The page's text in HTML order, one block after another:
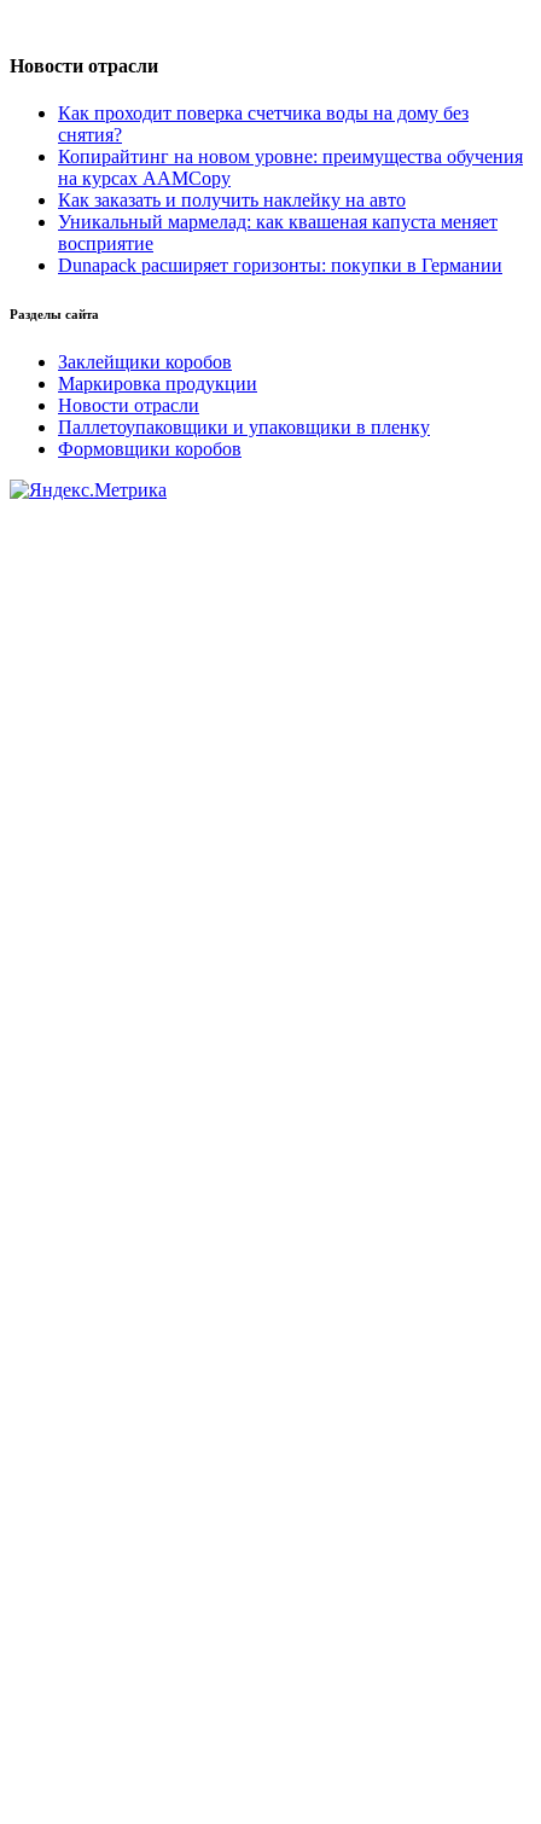
Новости отрасли
Как проходит поверка счетчика воды на дому без
снятия?
Копирайтинг на новом уровне: преимущества обучения
на курсах AAMCopy
Как заказать и получить наклейку на авто
Уникальный мармелад: как квашеная капуста меняет
восприятие
Dunapack расширяет горизонты: покупки в Германии
Разделы сайта
Заклейщики коробов
Маркировка продукции
Новости отрасли
Паллетоупаковщики и упаковщики в пленку
Формовщики коробов